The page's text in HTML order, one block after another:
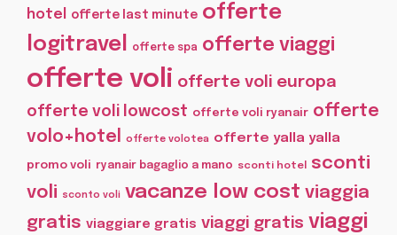
hotel
offerte last minute offerte
logitravel
offerte spa offerte viaggi
offerte voli offerte voli europa
offerte voli lowcost offerte voli ryanair offerte
volo+hotel
offerte volotea offerte yalla yalla
promo voli ryanair bagaglio a mano sconti hotel
sconti
voli
sconto voli vacanze low cost viaggia
gratis viaggiare gratis viaggi gratis viaggi